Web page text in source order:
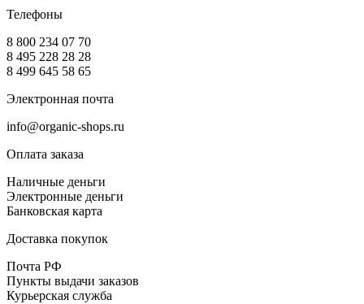
Телефоны
8 800 234 07 70
8 495 228 28 28
8 499 645 58 65
Электронная почта
info@organic-shops.ru
Оплата заказа
Наличные деньги
Электронные деньги
Банковская карта
Доставка покупок
Почта РФ
Пункты выдачи заказов
Курьерская служба